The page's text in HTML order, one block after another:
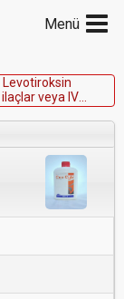
Menü
Levotiroksin
i açarveya V